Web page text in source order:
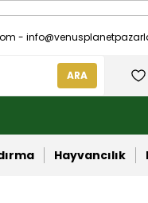
-
ARA
Hayvancılık